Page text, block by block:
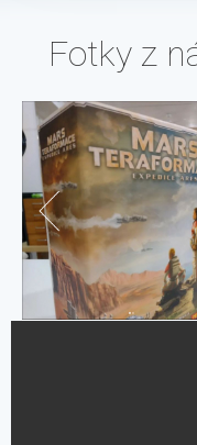
Fotky z